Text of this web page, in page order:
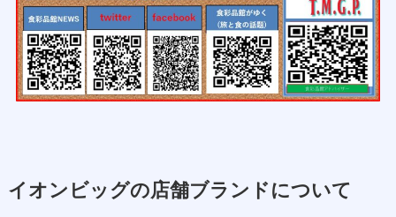
イオンビッグの店舗ブランドについて